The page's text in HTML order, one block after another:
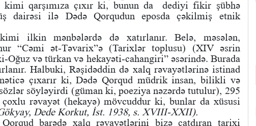
kimi qarşımıza çıxır ki, bunun da dediyi fikir şübhə
dairəsi ilə Dədə Qorqudun eposda çəkilmiş etnik
ilkin mənbələrdə də xatırlanır. Belə, məsələn,
“Cəmi ət-Təvarix”ə (Tarixlər toplusu) (XIV əsrin
Oğuz və türkan və hekayəti-cahangiri” əsərində. Burada
Halbuki, Rəşidəddin də xalq rəvayətlərinə istinad
çıxarır ki, Dədə Qorqud müdrik insan, bilikli və
söyləyirdi (güman ki, poeziya nəzərdə tutulur), 295
rəvayət (hekayə) mövcuddur ki, bunlar da xüsusi
Dede Korkut, İst. 1938, s. XVIII-XXII).
barədə xalq rəvayətlərini bizə çatdıran tarixi